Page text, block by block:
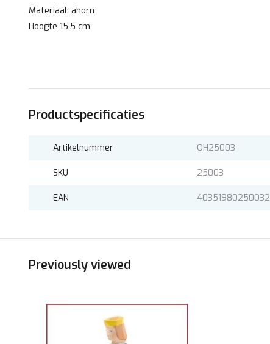
Materiaal: ahorn
Hoogte 15,5 cm
Productspecificaties
Artikelnummer OH25003
SKU 25003
EAN 40351980250032
Previously viewed